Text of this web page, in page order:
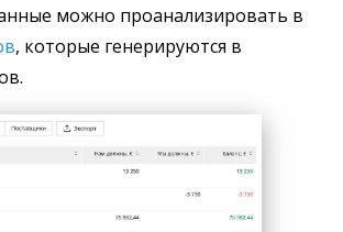
можно проанализировать в
, которые генерируются в